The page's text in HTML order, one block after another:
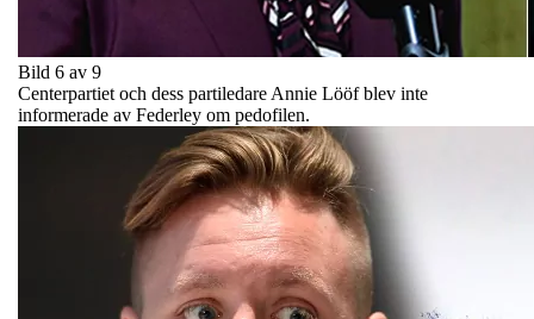
Bild 6 av 9
Centerpartiet och dess partiledare Annie Lööf blev inte
informerade av Federley om pedofilen.